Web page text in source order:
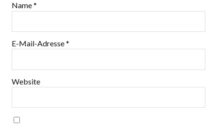
Name*
E-Mail-Adresse*
Website